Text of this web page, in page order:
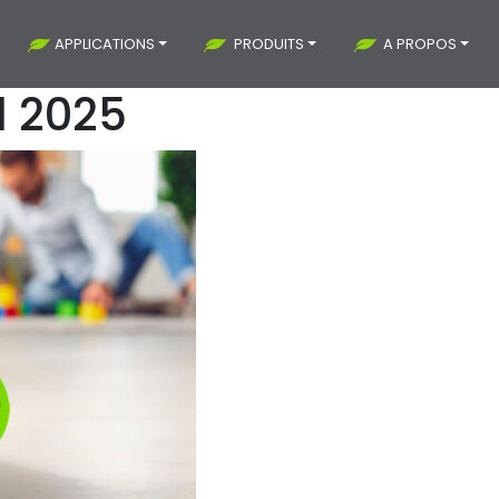
APPLICATIONS PRODUITS A PROPOS
2025